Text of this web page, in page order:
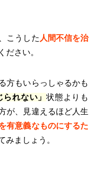
こうした 人間不信を治
ださい。
方もいらっしゃるかも
られない」 状態よりも
が、見違えるほど人生
有意義なものにするた
みましょう。